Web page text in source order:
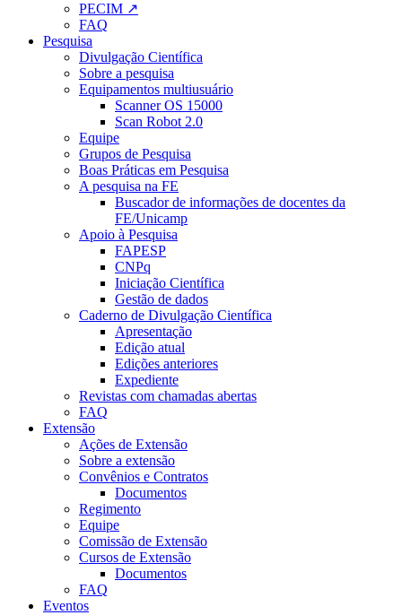
PECIM ↗
FAQ
Pesquisa
Divulgação Científica
Sobre a pesquisa
Equipamentos multiusuário
Scanner OS 15000
Scan Robot 2.0
Equipe
Grupos de Pesquisa
Boas Práticas em Pesquisa
A pesquisa na FE
Buscador de informações de docentes da
FE/Unicamp
Apoio à Pesquisa
FAPESP
CNPq
Iniciação Científica
Gestão de dados
Caderno de Divulgação Científica
Apresentação
Edição atual
Edições anteriores
Expediente
Revistas com chamadas abertas
FAQ
Extensão
Ações de Extensão
Sobre a extensão
Convênios e Contratos
Documentos
Regimento
Equipe
Comissão de Extensão
Cursos de Extensão
Documentos
FAQ
Eventos